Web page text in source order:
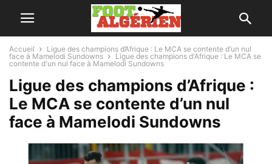
Accueil
Ligue des champions d’Afrique : Le MCA se contente d’un nul
face à Mamelodi Sundowns
Ligue des champions d'Afrique : Le MCA se
contente d'un nul face à Mamelodi Sundowns
Ligue des champions d’Afrique :
Le MCA se contente d’un nul
face à Mamelodi Sundowns